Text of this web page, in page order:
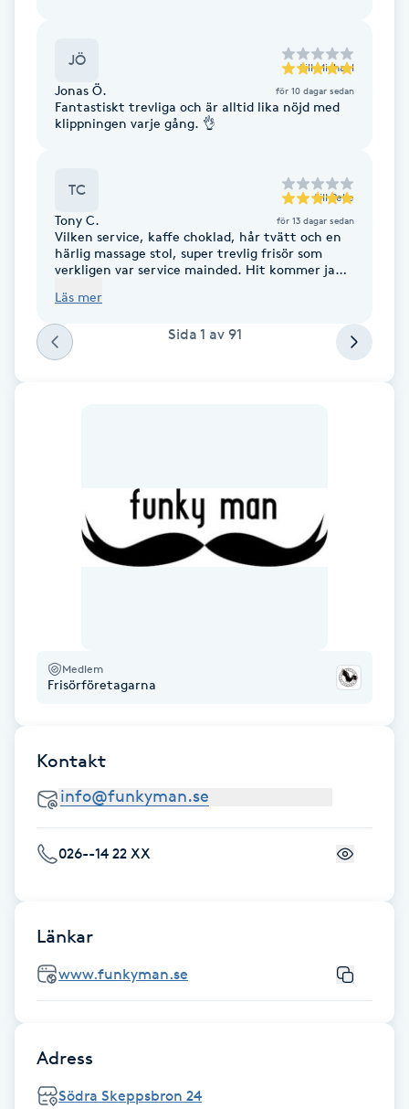
Fransrengöring
Frekvensterapi
Friskvårdsmassage
Funktionsanalys
Färgning
Gelenaglar
Gravidyoga
Gruppträning
Gua Sha-massage
H
Hatha Yoga
Headspa
Herrklippning
JÖ till Michael
Jonas Ö. för 10 dagar sedan
Fantastiskt trevliga och är alltid lika nöjd med
klippningen varje gång. 👌
TC till Pelle
Tony C. för 13 dagar sedan
Vilken service, kaffe choklad, hår tvätt och en
härlig massage stol, super trevlig frisör som
verkligen var service mainded. Hit kommer ja
Läs mer
Sida 1 av 91
Medlem
Frisörföretagarna
Kontakt
026--14 22 XX
Länkar
www.funkyman.se
Adress
Södra Skeppsbron 24